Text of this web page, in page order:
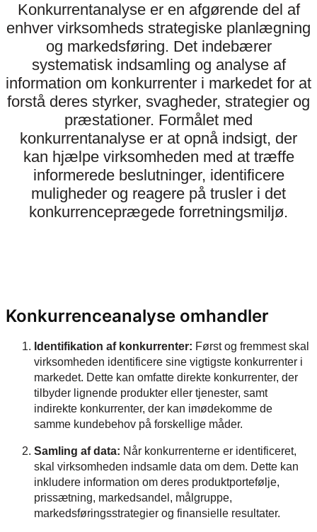
Konkurrentanalyse er en afgørende del af
enhver virksomheds strategiske planlægning
og markedsføring. Det indebærer
systematisk indsamling og analyse af
information om konkurrenter i markedet for at
forstå deres styrker, svagheder, strategier og
præstationer. Formålet med
konkurrentanalyse er at opnå indsigt, der
kan hjælpe virksomheden med at træffe
informerede beslutninger, identificere
muligheder og reagere på trusler i det
konkurrenceprægede forretningsmiljø.
Konkurrenceanalyse omhandler
Identifikation af konkurrenter: Først og fremmest skal
virksomheden identificere sine vigtigste konkurrenter i
markedet. Dette kan omfatte direkte konkurrenter, der
tilbyder lignende produkter eller tjenester, samt
indirekte konkurrenter, der kan imødekomme de
samme kundebehov på forskellige måder.
Samling af data: Når konkurrenterne er identificeret,
skal virksomheden indsamle data om dem. Dette kan
inkludere information om deres produktportefølje,
prissætning, markedsandel, målgruppe,
markedsføringsstrategier og finansielle resultater.